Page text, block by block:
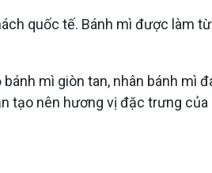
quốc tế. Bánh mì được làm
mì giòn tan, nhân bánh mì
tạo nên hương vị đặc trưng của